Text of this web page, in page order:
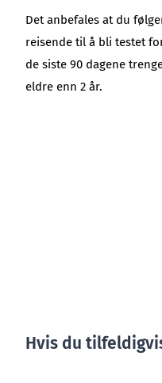
Det anbefales at du
reisende til å bli testet
de siste 90 dagene
eldre enn 2 år.
Hvis du